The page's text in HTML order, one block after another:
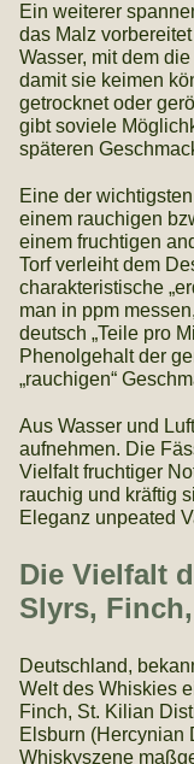
Ein weiterer
das Malz
Wasser, mit dem
damit sie keimen
getrocknet oder
gibt soviele
späteren
Eine der
einem rauchigen
einem fruchtigen
Torf verleiht dem
charakteristische
man in ppm
deutsch „Teile pro
Phenolgehalt der
„rauchigen“
Aus Wasser und
aufnehmen. Die
Vielfalt fruchtiger
rauchig und kräftig
Eleganz unpeated
Die Vielfalt
Slyrs,
Deutschland,
Welt des Whiskies
Finch, St. Kilian
Elsburn (Hercynian
Whiskyszene